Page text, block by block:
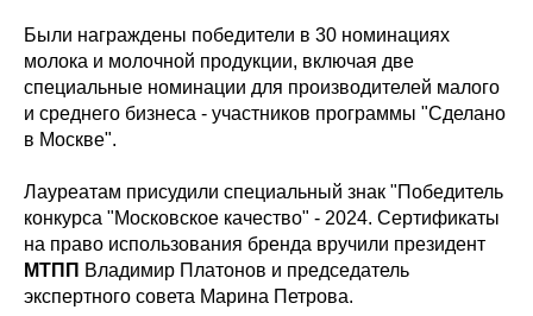
Были награждены победители в 30 номинациях
молока и молочной продукции, включая две
специальные номинации для производителей малого
и среднего бизнеса - участников программы "Сделано
в Москве".
Лауреатам присудили специальный знак "Победитель
конкурса "Московское качество" - 2024. Сертификаты
на право использования бренда вручили президент
МТПП Владимир Платонов и председатель
экспертного совета Марина Петрова.